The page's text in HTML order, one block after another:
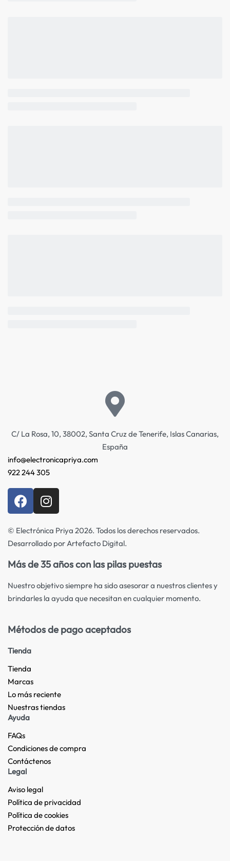
C/ La Rosa, 10, 38002, Santa Cruz de Tenerife, Islas Canarias,
España
info@electronicapriya.com
922 244 305
© Electrónica Priya 2026. Todos los derechos reservados.
Desarrollado por Artefacto Digital.
Más de 35 años con las pilas puestas
Nuestro objetivo siempre ha sido asesorar a nuestros clientes y
brindarles la ayuda que necesitan en cualquier momento.
Métodos de pago aceptados
Tienda
Tienda
Marcas
Lo más reciente​
Nuestras tiendas​
Ayuda
FAQs
Condiciones de compra
Contáctenos
Legal
Aviso legal
Política de privacidad
Política de cookies
Protección de datos